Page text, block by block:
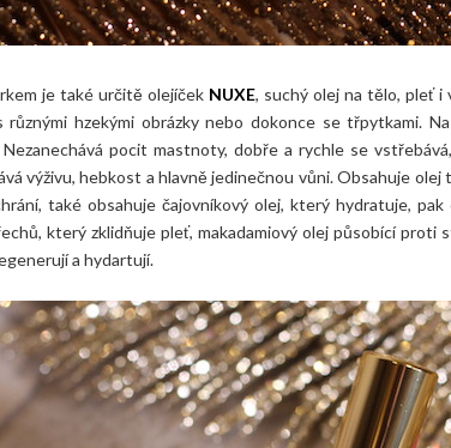
je také určitě olejíček NUXE, suchý olej na tělo, pleť i
různými hzekými obrázky nebo dokonce se třpytkami.
pocit mastnoty, dobře a rychle se
výživu, hebkost a hlavně jedinečnou vůni. Obsahuje
také obsahuje čajovníkový olej, který hydratuje,
který zklidňuje pleť, makadamiový olej působící proti
a hydartují.